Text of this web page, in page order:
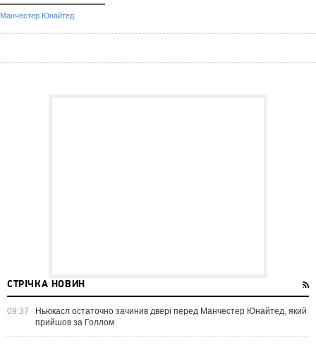
Манчестер Юнайтед
СТРІЧКА НОВИН
09:37
Ньюкасл остаточно зачинив двері перед Манчестер Юнайтед, який
прийшов за Голлом